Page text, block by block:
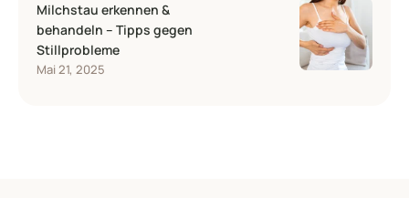
Milchstau erkennen &
behandeln – Tipps gegen
Stillprobleme
Mai 21, 2025